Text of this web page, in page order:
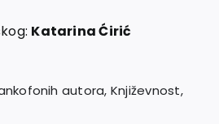
Katarina Ćirić
autora, Književnost,